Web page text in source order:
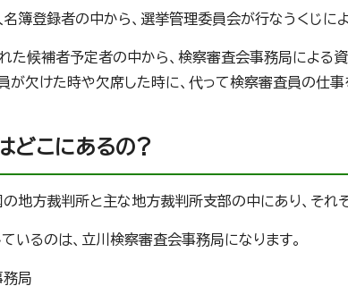
簿登録者の中から、選挙管理委員会が行なうくじに
た候補者予定者の中から、検察審査会事務局による
が欠けた時や欠席した時に、代って検察審査員の仕事
どこにあるの?
地方裁判所と主な地方裁判所支部の中にあり、それ
いるのは、立川検察審査会事務局になります。
務局